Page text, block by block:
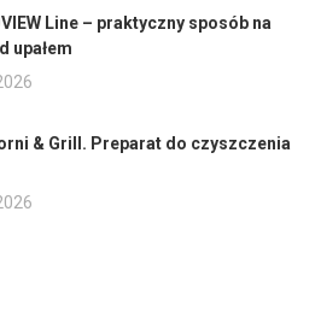
Line – praktyczny sposób na
upałem
& Grill. Preparat do czyszczenia